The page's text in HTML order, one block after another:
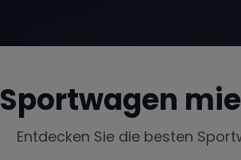
Sportwagen
Entdecken Sie die besten